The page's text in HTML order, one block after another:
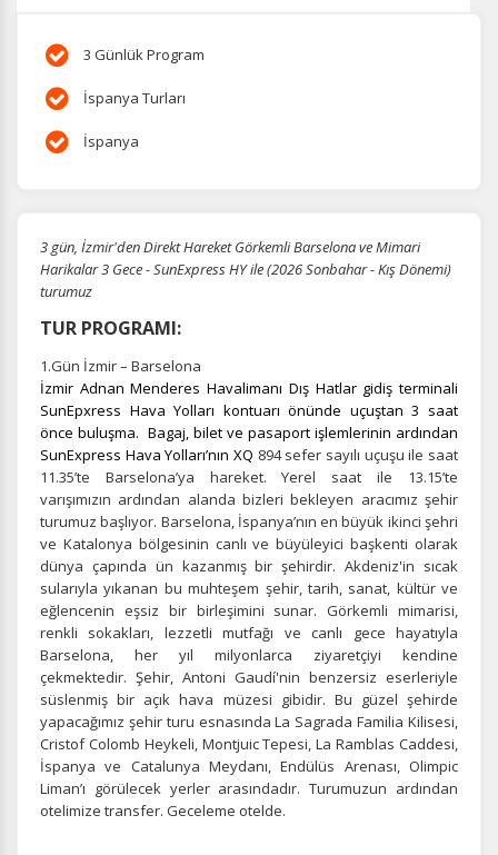
3 Günlük Program
İspanya Turları
İspanya
3 gün, İzmir'den Direkt Hareket Görkemli Barselona ve Mimari
Harikalar 3 Gece - SunExpress HY ile (2026 Sonbahar - Kış Dönemi)
turumuz
TUR PROGRAMI:
1.Gün İzmir – Barselona
İzmir Adnan Menderes Havalimanı Dış Hatlar gidiş terminali
SunEpxress Hava Yolları kontuarı önünde uçuştan 3 saat
önce buluşma. Bagaj, bilet ve pasaport işlemlerinin ardından
SunExpress Hava Yolları’nın XQ 894 sefer sayılı uçuşu ile saat
11.35’te Barselona’ya hareket. Yerel saat ile 13.15’te
varışımızın ardından alanda bizleri bekleyen aracımız şehir
turumuz başlıyor. Barselona, İspanya’nın en büyük ikinci şehri
ve Katalonya bölgesinin canlı ve büyüleyici başkenti olarak
dünya çapında ün kazanmış bir şehirdir. Akdeniz'in sıcak
sularıyla yıkanan bu muhteşem şehir, tarih, sanat, kültür ve
eğlencenin eşsiz bir birleşimini sunar. Görkemli mimarisi,
renkli sokakları, lezzetli mutfağı ve canlı gece hayatıyla
Barselona, her yıl milyonlarca ziyaretçiyi kendine
çekmektedir. Şehir, Antoni Gaudí'nin benzersiz eserleriyle
süslenmiş bir açık hava müzesi gibidir. Bu güzel şehirde
yapacağımız şehir turu esnasında La Sagrada Familia Kilisesi,
Cristof Colomb Heykeli, Montjuic Tepesi, La Ramblas Caddesi,
İspanya ve Catalunya Meydanı, Endülüs Arenası, Olimpic
Liman’ı görülecek yerler arasındadır. Turumuzun ardından
otelimize transfer. Geceleme otelde.